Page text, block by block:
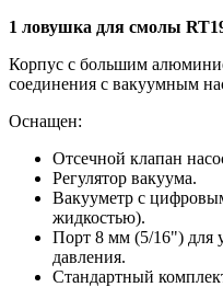
1 ловушка для смолы
Корпус с большим
соединения с вакуумным
Оснащен:
Отсечной клапан
Регулятор вакуума.
Вакууметр с
жидкостью).
Порт 8 мм (5/16") для
давления.
Стандартный